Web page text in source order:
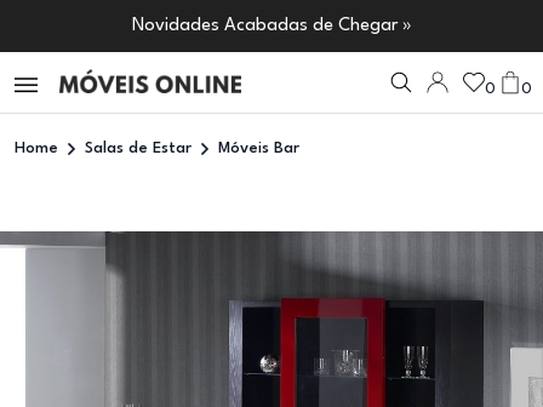
Novidades Acabadas de Chegar »
0 0
Home Salas de Estar Móveis Bar